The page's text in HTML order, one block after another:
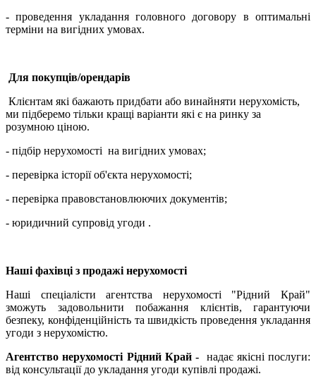
- проведення укладання головного договору в оптимальні
терміни на вигідних умовах.
Для покупців/орендарів
Клієнтам які бажають придбати або винайняти нерухомість,
ми підберемо тільки кращі варіанти які є на ринку за
розумною ціною.
- підбір нерухомості на вигідних умовах;
- перевірка історії об'єкта нерухомості;
- перевірка правовстановлюючих документів;
- юридичний супровід угоди .
Наші фахівці з продажі нерухомості
Наші спеціалісти агентства нерухомості "Рідний Край"
зможуть задовольнити побажання клієнтів, гарантуючи
безпеку, конфіденційність та швидкість проведення укладання
угоди з нерухомістю.
Агентство нерухомості Рідний Край -
надає якісні послуги:
від консультації до укладання угоди купівлі продажі.